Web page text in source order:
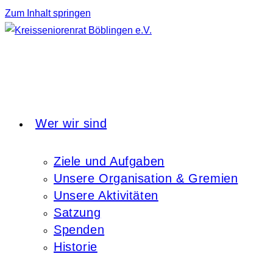
Zum Inhalt springen
Wer wir sind
Ziele und Aufgaben
Unsere Organisation & Gremien
Unsere Aktivitäten
Satzung
Spenden
Historie